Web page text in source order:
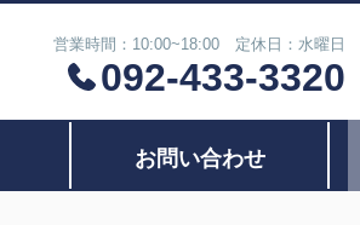
営業時間：10:00~18:00 定休日：水曜日
092-433-3320
お問い合わせ